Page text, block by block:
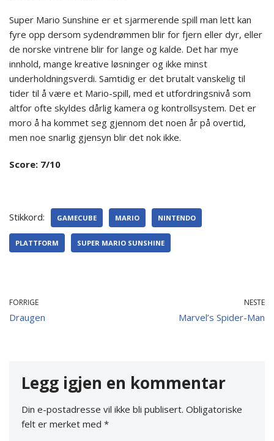
Super Mario Sunshine er et sjarmerende spill man lett kan
fyre opp dersom sydendrømmen blir for fjern eller dyr, eller
de norske vintrene blir for lange og kalde. Det har mye
innhold, mange kreative løsninger og ikke minst
underholdningsverdi. Samtidig er det brutalt vanskelig til
tider til å være et Mario-spill, med et utfordringsnivå som
altfor ofte skyldes dårlig kamera og kontrollsystem. Det er
moro å ha kommet seg gjennom det noen år på overtid,
men noe snarlig gjensyn blir det nok ikke.
Score: 7/10
Stikkord: GAMECUBE MARIO NINTENDO
PLATTFORM SUPER MARIO SUNSHINE
FORRIGE
Draugen
NESTE
Marvel’s Spider-Man
Legg igjen en kommentar
Din e-postadresse vil ikke bli publisert. Obligatoriske
felt er merket med *